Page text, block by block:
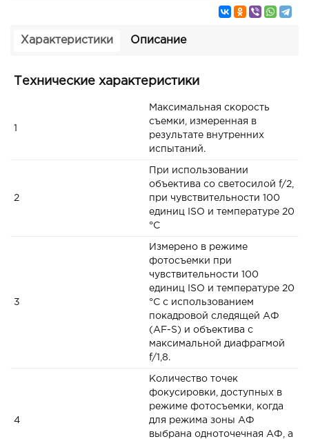
Характеристики Описание
Технические характеристики
1
Максимальная скорость
съемки, измеренная в
результате внутренних
испытаний.
2
При использовании
объектива со светосилой f/2,
при чувствительности 100
единиц ISO и температуре 20
°C
3
Измерено в режиме
фотосъемки при
чувствительности 100
единиц ISO и температуре 20
°C с использованием
покадровой следящей АФ
(AF-S) и объектива с
максимальной диафрагмой
f/1,8.
4
Количество точек
фокусировки, доступных в
режиме фотосъемки, когда
для режима зоны АФ
выбрана одноточечная АФ, а